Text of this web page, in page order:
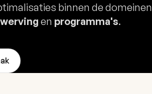
binnen de domeinen
en programma's.